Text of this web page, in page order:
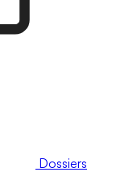
Dossiers